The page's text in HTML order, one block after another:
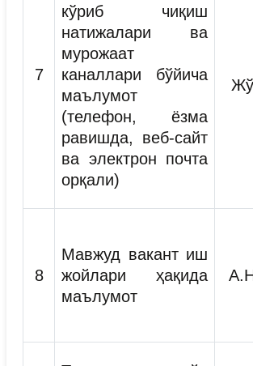
7
кўриб чиқиш
натижалари ва
мурожаат
каналлари бўйича
маълумот
(телефон, ёзма
равишда, веб-сайт
ва электрон почта
орқали)
8
Мавжуд вакант иш
жойлари ҳақида
маълумот